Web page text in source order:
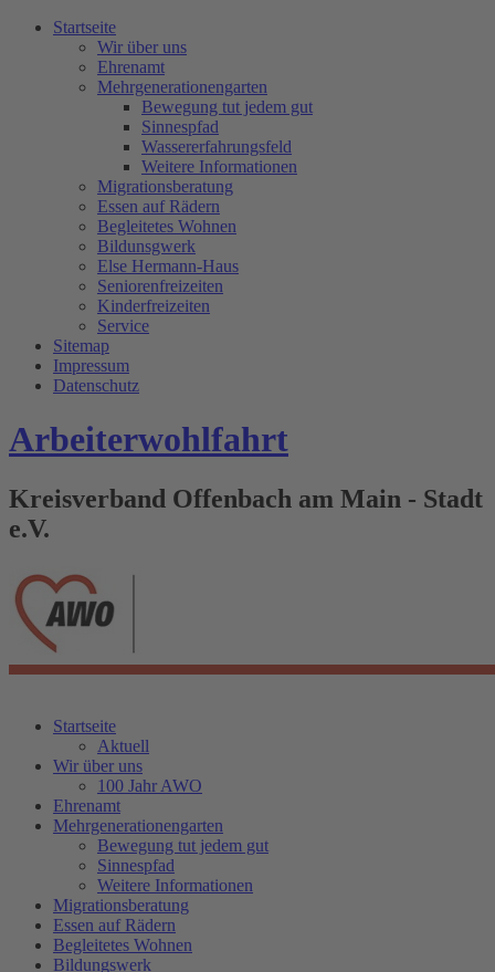
Startseite
Wir über uns
Ehrenamt
Mehrgenerationengarten
Bewegung tut jedem gut
Sinnespfad
Wassererfahrungsfeld
Weitere Informationen
Migrationsberatung
Essen auf Rädern
Begleitetes Wohnen
Bildunsgwerk
Else Hermann-Haus
Seniorenfreizeiten
Kinderfreizeiten
Service
Sitemap
Impressum
Datenschutz
Arbeiterwohlfahrt
Kreisverband Offenbach am Main - Stadt
e.V.
Startseite
Aktuell
Wir über uns
100 Jahr AWO
Ehrenamt
Mehrgenerationengarten
Bewegung tut jedem gut
Sinnespfad
Weitere Informationen
Migrationsberatung
Essen auf Rädern
Begleitetes Wohnen
Bildungswerk